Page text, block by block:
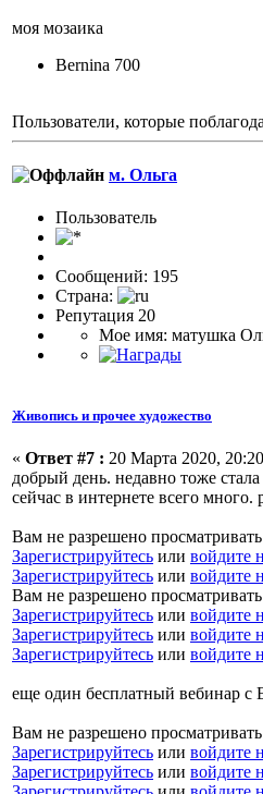
моя мозаика
Bernina 700
Пользователи, которые
м. Ольга
Пользовaтeль
Сообщений: 195
Страна:
Репутация 20
Мое имя: матушка
Живопись и прочее художество
« Ответ #7 : 20 Марта 2020,
добрый день. недавно тоже
сейчас в интернете всего
Вам не разрешено
Зарегистрируйтесь или войдите
Зарегистрируйтесь или войдите
Вам не разрешено
Зарегистрируйтесь или войдите
Зарегистрируйтесь или войдите
Зарегистрируйтесь или войдите
еще один бесплатный вебинар с
Вам не разрешено
Зарегистрируйтесь или войдите
Зарегистрируйтесь или войдите